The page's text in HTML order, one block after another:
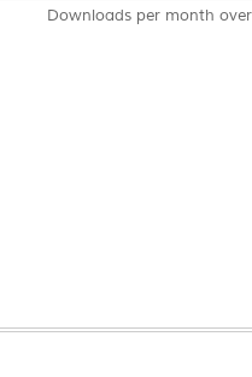
Downloads per month